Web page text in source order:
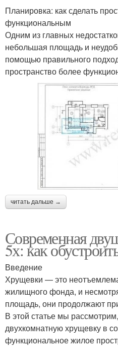
Планировка: как сделать
функциональным
Одним из главных
небольшая площадь и
помощью правильного
пространство более
читать дальше →
Современная
5х: как
Введение
Хрущевки — это
жилищного фонда, и
площадь, они продолжают
В этой статье мы
двухкомнатную хрущевку в
функциональное жилое